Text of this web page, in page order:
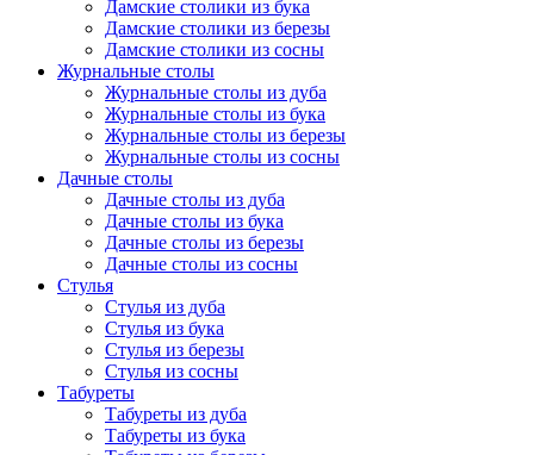
Дамские столики из бука
Дамские столики из березы
Дамские столики из сосны
Журнальные столы
Журнальные столы из дуба
Журнальные столы из бука
Журнальные столы из березы
Журнальные столы из сосны
Дачные столы
Дачные столы из дуба
Дачные столы из бука
Дачные столы из березы
Дачные столы из сосны
Стулья
Стулья из дуба
Стулья из бука
Стулья из березы
Стулья из сосны
Табуреты
Табуреты из дуба
Табуреты из бука